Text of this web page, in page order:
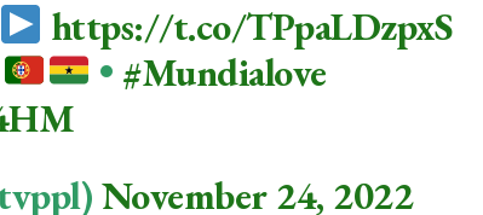
https://t.co/TPpaLDzpxS
• #Mundialove
November 24, 2022